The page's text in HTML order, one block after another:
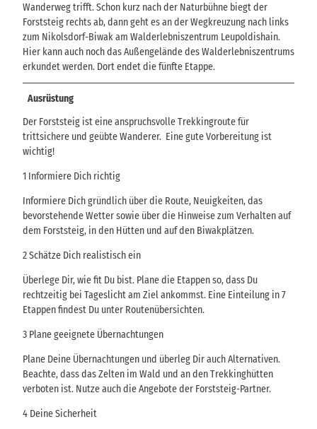
Wanderweg trifft. Schon kurz nach der Naturbühne biegt der
Forststeig rechts ab, dann geht es an der Wegkreuzung nach links
zum Nikolsdorf-Biwak am Walderlebniszentrum Leupoldishain.
Hier kann auch noch das Außengelände des Walderlebniszentrums
erkundet werden. Dort endet die fünfte Etappe.
Ausrüstung
Der Forststeig ist eine anspruchsvolle Trekkingroute für
trittsichere und geübte Wanderer. Eine gute Vorbereitung ist
wichtig!
1 Informiere Dich richtig
Informiere Dich gründlich über die Route, Neuigkeiten, das
bevorstehende Wetter sowie über die Hinweise zum Verhalten auf
dem Forststeig, in den Hütten und auf den Biwakplätzen.
2 Schätze Dich realistisch ein
Überlege Dir, wie fit Du bist. Plane die Etappen so, dass Du
rechtzeitig bei Tageslicht am Ziel ankommst. Eine Einteilung in 7
Etappen findest Du unter Routenübersichten.
3 Plane geeignete Übernachtungen
Plane Deine Übernachtungen und überleg Dir auch Alternativen.
Beachte, dass das Zelten im Wald und an den Trekkinghütten
verboten ist. Nutze auch die Angebote der Forststeig-Partner.
4 Deine Sicherheit